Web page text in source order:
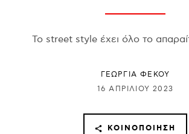
Το street style έχει όλο το
ΓΕΩΡΓΙΑ ΦΕΚΟΥ
16 ΑΠΡΙΛΊΟΥ 2023
ΚΟΙΝΟΠΟΊΗΣΗ